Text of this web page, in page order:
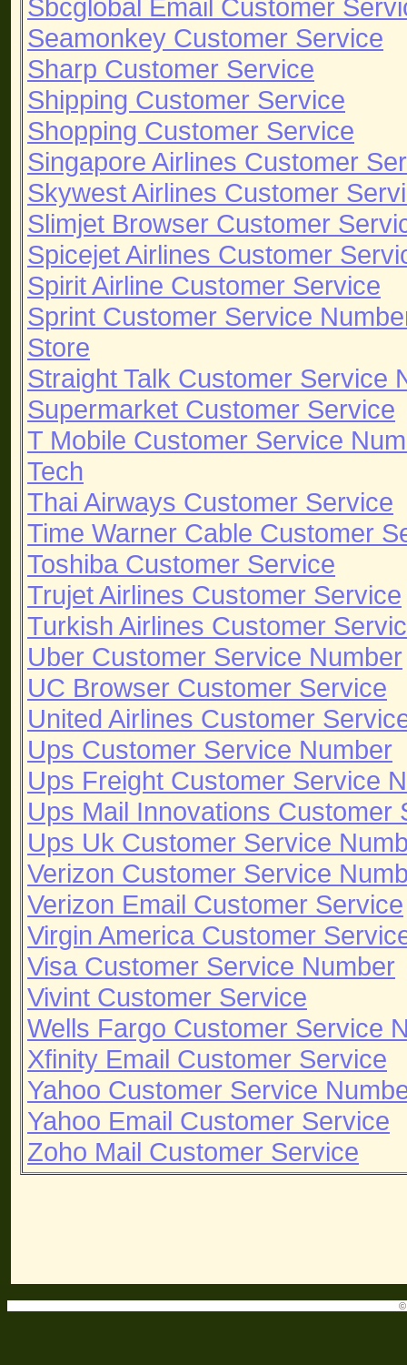
Sbcglobal Email Customer
Seamonkey Customer Service
Sharp Customer Service
Shipping Customer Service
Shopping Customer Service
Singapore Airlines Customer
Skywest Airlines Customer
Slimjet Browser Customer
Spicejet Airlines Customer
Spirit Airline Customer Service
Sprint Customer Service
Store
Straight Talk Customer Service
Supermarket Customer Service
T Mobile Customer Service
Tech
Thai Airways Customer Service
Time Warner Cable Customer
Toshiba Customer Service
Trujet Airlines Customer Service
Turkish Airlines Customer
Uber Customer Service Number
UC Browser Customer Service
United Airlines Customer
Ups Customer Service Number
Ups Freight Customer Service
Ups Mail Innovations Customer
Ups Uk Customer Service
Verizon Customer Service
Verizon Email Customer Service
Virgin America Customer
Visa Customer Service Number
Vivint Customer Service
Wells Fargo Customer Service
Xfinity Email Customer Service
Yahoo Customer Service
Yahoo Email Customer Service
Zoho Mail Customer Service
©